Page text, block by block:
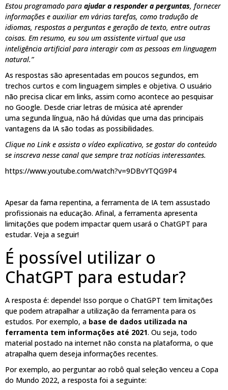
Estou programado para ajudar a responder a perguntas, fornecer
informações e auxiliar em várias tarefas, como tradução de
idiomas, respostas a perguntas e geração de texto, entre outras
coisas. Em resumo, eu sou um assistente virtual que usa
inteligência artificial para interagir com as pessoas em linguagem
natural.”
As respostas são apresentadas em poucos segundos, em
trechos curtos e com linguagem simples e objetiva. O usuário
não precisa clicar em links, assim como acontece ao pesquisar
no Google. Desde criar letras de música até aprender
uma segunda língua, não há dúvidas que uma das principais
vantagens da IA são todas as possibilidades.
Clique no Link e assista o vídeo explicativo, se gostar do conteúdo
se inscreva nesse canal que sempre traz notícias interessantes.
https://www.youtube.com/watch?v=9DBvYTQG9P4
Apesar da fama repentina, a ferramenta de IA tem assustado
profissionais na educação. Afinal, a ferramenta apresenta
limitações que podem impactar quem usará o ChatGPT para
estudar. Veja a seguir!
É possível utilizar o
ChatGPT para estudar?
A resposta é: depende! Isso porque o ChatGPT tem limitações
que podem atrapalhar a utilização da ferramenta para os
estudos. Por exemplo, a base de dados utilizada na
ferramenta tem informações até 2021. Ou seja, todo
material postado na internet não consta na plataforma, o que
atrapalha quem deseja informações recentes.
Por exemplo, ao perguntar ao robô qual seleção venceu a Copa
do Mundo 2022, a resposta foi a seguinte: